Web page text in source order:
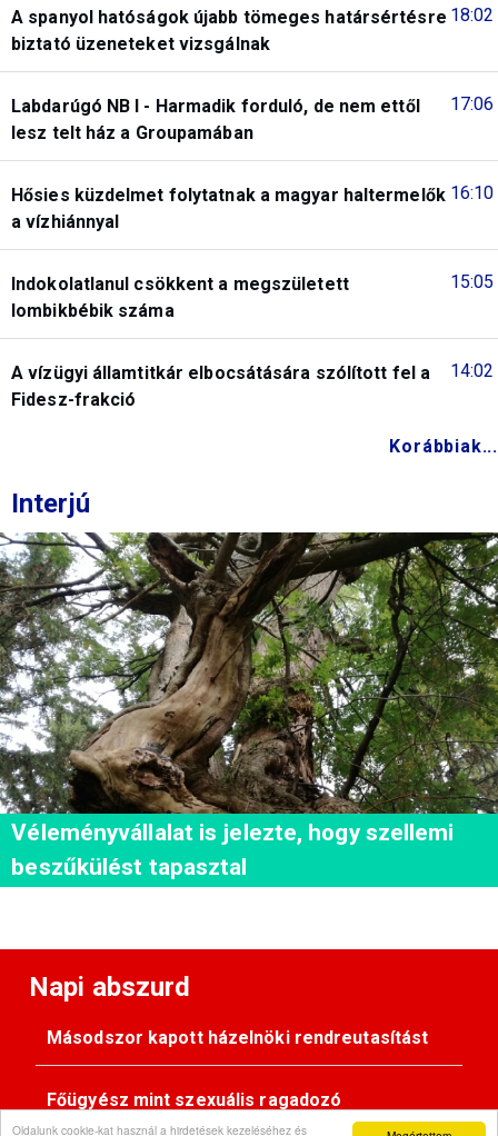
Oldalunk cookie-kat használ a hirdetések kezeléséhez és
18:02
A spanyol hatóságok újabb tömeges határsértésre
biztató üzeneteket vizsgálnak
17:06
Labdarúgó NB I - Harmadik forduló, de nem ettől
lesz telt ház a Groupamában
16:10
Hősies küzdelmet folytatnak a magyar haltermelők
a vízhiánnyal
15:05
Indokolatlanul csökkent a megszületett
lombikbébik száma
14:02
A vízügyi államtitkár elbocsátására szólított fel a
Fidesz-frakció
Korábbiak...
Interjú
Véleményvállalat is jelezte, hogy szellemi
beszűkülést tapasztal
Napi abszurd
Másodszor kapott házelnöki rendreutasítást
Főügyész mint szexuális ragadozó